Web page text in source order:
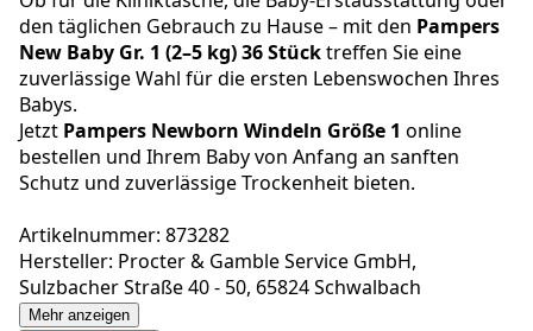
den täglichen Gebrauch zu Hause – mit den Pampers
New Baby Gr. 1 (2–5 kg) 36 Stücktreffen Sie eine
zuverlässige Wahl für die ersten Lebenswochen Ihres
Babys.
Jetzt Pampers Newborn Windeln Größe 1 online
bestellen und Ihrem Baby von Anfang an sanften
Schutz und zuverlässige Trockenheit bieten.
Artikelnummer: 873282
Hersteller: Procter & Gamble Service GmbH,
Sulzbacher Straße 40 - 50, 65824 Schwalbach
Mehr anzeigen